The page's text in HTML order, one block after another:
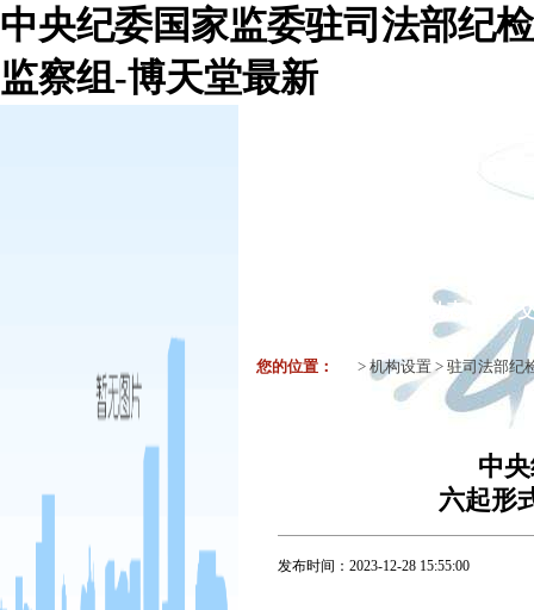
中央纪委国家监委驻司法部纪检
监察组-博天堂最新
工作动态 业务
您的位置： > 机构设置 > 驻司法部纪
中
六起形
发布时间： 2023-12-28 15:55:00